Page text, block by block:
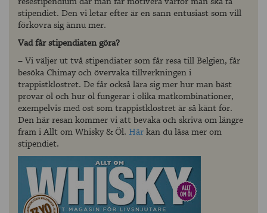
stipendiet. Den vi letar efter är en sann entusiast som vill
förkovra sig ännu mer.
Vad får stipendiaten göra?
– Vi väljer ut två stipendiater som får resa till Belgien, får
besöka Chimay och övervaka tillverkningen i
trappistklostret. De får också lära sig mer hur man bäst
provar öl och hur öl fungerar i olika matkombinationer,
exempelvis med ost som trappistklostret är så känt för.
Den här resan kommer vi att bevaka och skriva om längre
fram i Allt om Whisky & Öl. Härkan du läsa mer om
stipendiet.